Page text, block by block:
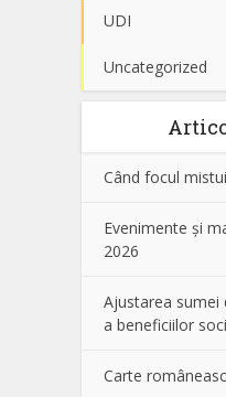
UDI
Uncategorized
Când focul
Evenimente și
2026
Ajustarea sumei
a beneficiilor
Carte